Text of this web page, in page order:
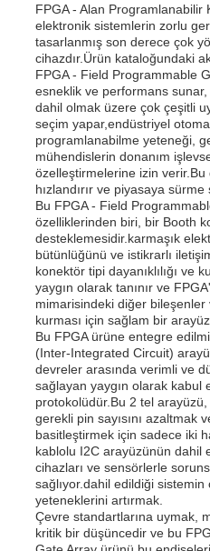
Evde
FPGA - Alan Programlanabilir
elektronik sistemlerin zorlu
tasarlanmış son derece çok
cihazdır.Ürün kataloğundaki
FPGA - Field Programmable
esneklik ve performans
dahil olmak üzere çok çeşitli
seçim yapar,endüstriyel
programlanabilme yeteneği,
mühendislerin donanım
özelleştirmelerine izin
hızlandırır ve piyasaya sürme
Bu FPGA - Field
özelliklerinden biri, bir Booth
desteklemesidir.karmaşık
bütünlüğünü ve istikrarlı
konektör tipi dayanıklılığı ve
yaygın olarak tanınır ve
mimarisindeki diğer bileşenler
kurması için sağlam bir
Bu FPGA ürüne entegre
(Inter-Integrated Circuit)
devreler arasında verimli ve
sağlayan yaygın olarak kabul
protokolüdür.Bu 2 tel arayüzü,
gerekli pin sayısını azaltmak
basitleştirmek için sadece iki
kablolu I2C arayüzünün dahil
cihazları ve sensörlerle
sağlıyor.dahil edildiği
yeteneklerini artırmak.
Çevre standartlarına uymak,
kritik bir düşüncedir ve bu